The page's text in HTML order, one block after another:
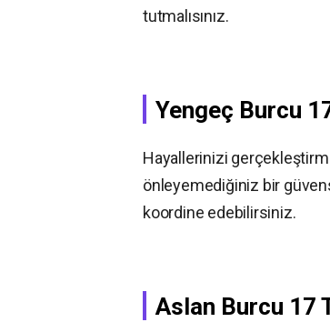
tutmalısınız.
Yengeç Burcu
Hayallerinizi
önleyemediğiniz bir
koordine edebilirsiniz.
Aslan Burcu 17